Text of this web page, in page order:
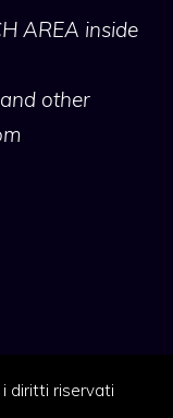
AREA inside
other
diritti riservati